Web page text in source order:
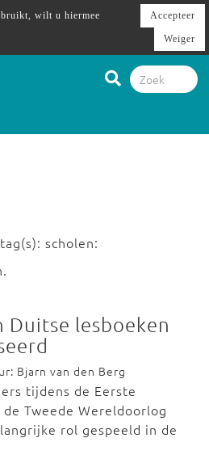
scholen:
Duitse lesboeken
Bjarn van den Berg
tijdens de Eerste
Tweede Wereldoorlog
rol gespeeld in de
wilt u hiermee
Accepteer
Weiger